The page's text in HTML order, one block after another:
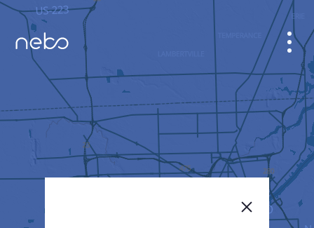
GABINETE
PLANO DE LA CIUDAD
SENSOR NEBO
QUIÉNES SOMOS